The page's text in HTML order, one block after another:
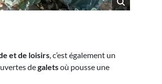
et de loisirs, c’est également un
degaletsoù pousse une